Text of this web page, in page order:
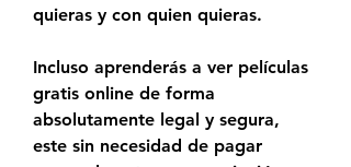
quieras y con quien quieras.
Incluso aprenderás a ver películas
gratis online de forma
absolutamente legal y segura,
este sin necesidad de pagar